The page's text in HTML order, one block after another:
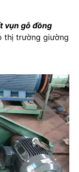
vụn gỗ đồng
thị trường giường